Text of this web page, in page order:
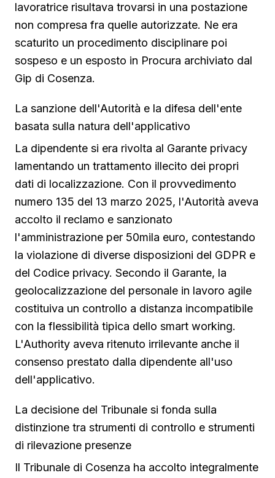
lavoratrice risultava trovarsi in una postazione
non compresa fra quelle autorizzate. Ne era
scaturito un procedimento disciplinare poi
sospeso e un esposto in Procura archiviato dal
Gip di Cosenza.
La sanzione dell'Autorità e la difesa dell'ente
basata sulla natura dell'applicativo
La dipendente si era rivolta al Garante privacy
lamentando un trattamento illecito dei propri
dati di localizzazione. Con il provvedimento
numero 135 del 13 marzo 2025, l'Autorità aveva
accolto il reclamo e sanzionato
l'amministrazione per 50mila euro, contestando
la violazione di diverse disposizioni del GDPR e
del Codice privacy. Secondo il Garante, la
geolocalizzazione del personale in lavoro agile
costituiva un controllo a distanza incompatibile
con la flessibilità tipica dello smart working.
L'Authority aveva ritenuto irrilevante anche il
consenso prestato dalla dipendente all'uso
dell'applicativo.
La decisione del Tribunale si fonda sulla
distinzione tra strumenti di controllo e strumenti
di rilevazione presenze
Il Tribunale di Cosenza ha accolto integralmente